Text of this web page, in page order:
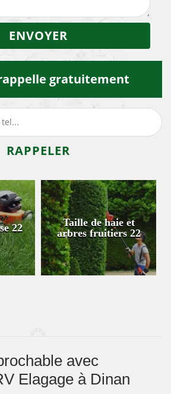
gratuitement
22
Taille de haie et
arbres fruitiers 22
avec
Elagage à Dinan